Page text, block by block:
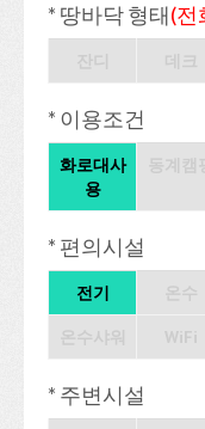
* 땅바닥 형태(전
* 이용조건
화로대사
용
* 편의시설
전기
* 주변시설